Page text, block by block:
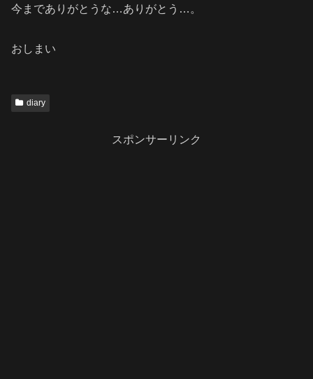
今までありがとうな…ありがとう…。
おしまい
diary
スポンサーリンク